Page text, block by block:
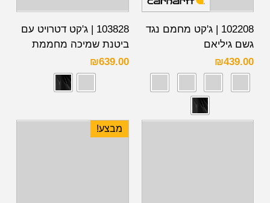
102208 | ג'קט מחמם נגד
גשם גיליאם
₪439.00
103828 | ג'קט דטרויט עם
ביטנת שמיכה מחממת
₪639.00
מבצע!